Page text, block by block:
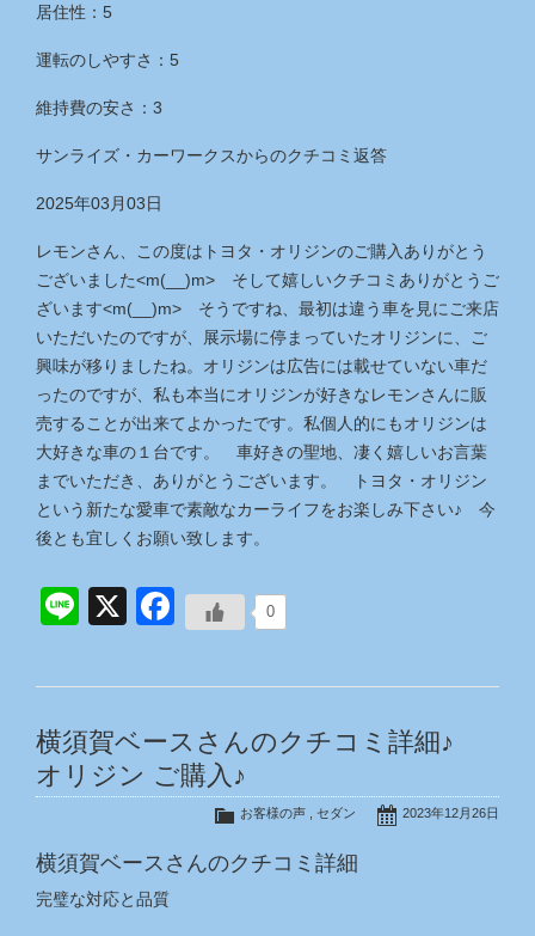
居住性：5
運転のしやすさ：5
維持費の安さ：3
サンライズ・カーワークスからのクチコミ返答
2025年03月03日
レモンさん、この度はトヨタ・オリジンのご購入ありがとう
ございました<m(__)m> そして嬉しいクチコミありがとうご
ざいます<m(__)m> そうですね、最初は違う車を見にご来店
いただいたのですが、展示場に停まっていたオリジンに、ご
興味が移りましたね。オリジンは広告には載せていない車だ
ったのですが、私も本当にオリジンが好きなレモンさんに販
売することが出来てよかったです。私個人的にもオリジンは
大好きな車の１台です。 車好きの聖地、凄く嬉しいお言葉
までいただき、ありがとうございます。 トヨタ・オリジン
という新たな愛車で素敵なカーライフをお楽しみ下さい♪ 今
後とも宜しくお願い致します。
0
Line
X Facebook
横須賀ベースさんのクチコミ詳細♪
オリジン ご購入♪
2023年12月26日
お客様の声 セダン
横須賀ベースさんのクチコミ詳細
完璧な対応と品質